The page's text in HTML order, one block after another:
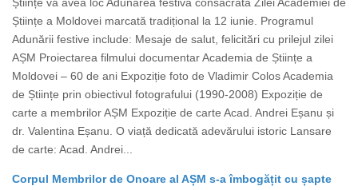
Științe a Moldovei marcată tradițional la 12 iunie. Programul
Adunării festive include: Mesaje de salut, felicitări cu prilejul zilei
AȘM Proiectarea filmului documentar Academia de Științe a
Moldovei – 60 de ani Expoziție foto de Vladimir Colos Academia
de Științe prin obiectivul fotografului (1990-2008) Expoziție de
carte a membrilor AȘM Expoziție de carte Acad. Andrei Eșanu și
dr. Valentina Eșanu. O viață dedicată adevărului istoric Lansare
de carte: Acad. Andrei...
Corpul Membrilor de Onoare al AȘM s-a îmbogățit cu șapte